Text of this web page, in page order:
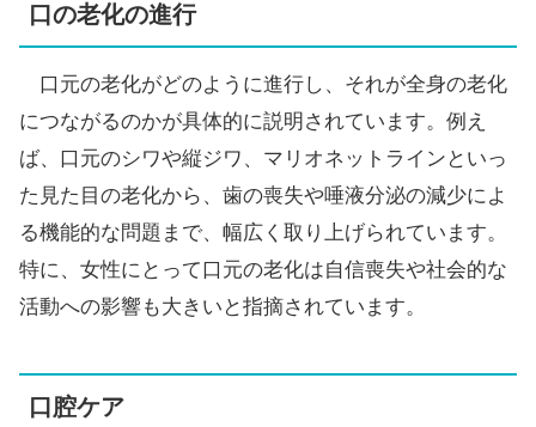
口の老化の進行
口元の老化がどのように進行し、それが全身の老化
につながるのかが具体的に説明されています。例え
ば、口元のシワや縦ジワ、マリオネットラインといっ
た見た目の老化から、歯の喪失や唾液分泌の減少によ
る機能的な問題まで、幅広く取り上げられています。
特に、女性にとって口元の老化は自信喪失や社会的な
活動への影響も大きいと指摘されています。
口腔ケア